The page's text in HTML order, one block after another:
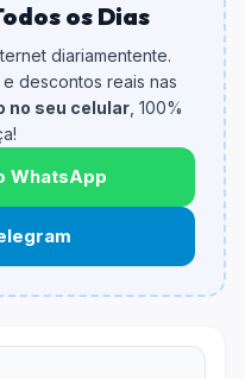
os Dias
diariamentente.
descontos reais nas
no seu celular, 100%
WhatsApp